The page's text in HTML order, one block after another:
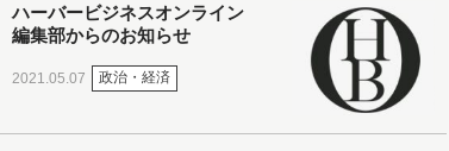
ハーバービジネスオンライン
編集部からのお知らせ
2021.05.07 政治・経済